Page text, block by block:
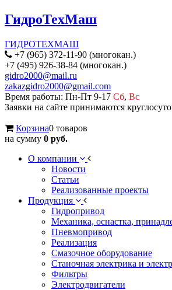
ГидроТехМаш
ГИДРОТЕХМАШ
+7 (965) 372-11-90 (многокан.)
+7 (495) 926-38-84 (многокан.)
gidro2000@mail.ru
zakazgidro2000@gmail.com
Время работы: Пн-Пт 9-17 Сб, Вс
Заявки на сайте принимаются
Корзина0 товаров
на сумму 0 руб.
О компании
Новости
Статьи
Реализованные проекты
Продукция
Гидропривод
Механика, оснастка,
Пневмопривод
Реализация
Смазочное оборудование
Станочная электрика и
Фильтры
Электродвигатели